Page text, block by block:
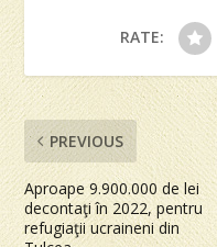
RATE:
PREVIOUS
Aproape 9.900.000 de lei
decontaţi în 2022, pentru
refugiaţii ucraineni din